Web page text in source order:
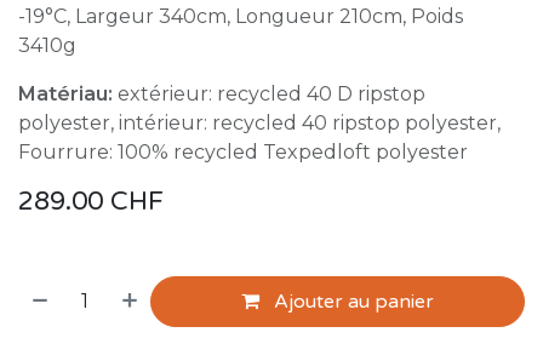
-19°C, Largeur 340cm, Longueur 210cm, Poids
3410g
Matériau: extérieur: recycled 40 D ripstop
polyester, intérieur: recycled 40 ripstop polyester,
Fourrure: 100% recycled Texpedloft polyester
289.00 CHF
Ajouter au panier